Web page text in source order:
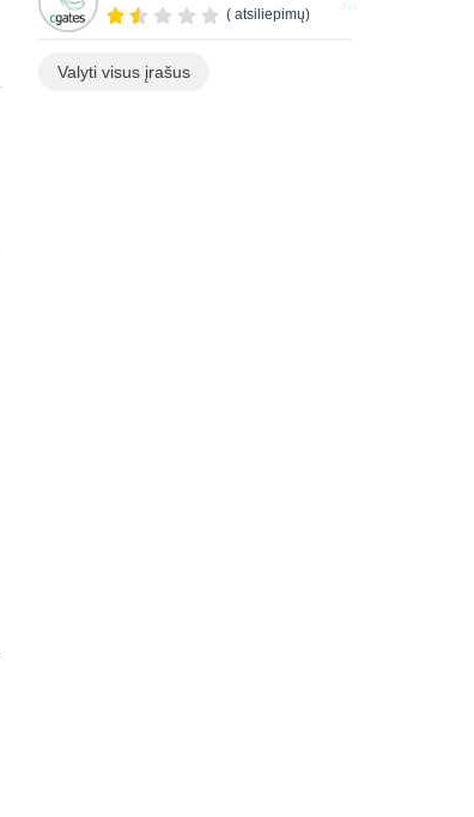
( atsiliepimų)
Valyti visus įrašus